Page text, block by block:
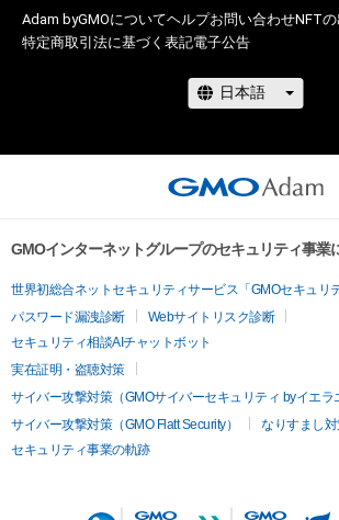
www.instagram.com/metakabuki.studio/
【一次購入者全員対象特典】
NFTの初出品を記念して、META歌舞伎NFT
ゼント致します。
アンケート受付期間：2022年4月16日（土）〜
特典仕様：サイズ　約100×148mm／フルカラ
※ 2022年5月31日（火）23:59  の受付期間を過
ンケートご回答は対象外となりますので予め
＝＝非売品ポストカード　注意事項＝＝
・非売品ポストカードは一次購入者限定とな
者以降は作品のみのご購入となりますので、
会社より一次購入者様のご登録メールアドレ
Adam byGMOについてヘルプお問い合わせNFTの
特定商取引法に基づく表記電子公告
GMOインターネットグループのセキュリティ事業
世界初総合ネットセキュリティサービス「GMOセキュリ
パスワード漏洩診断
Webサイトリスク診断
セキュリティ相談AIチャットボット
実在証明・盗聴対策
サイバー攻撃対策（GMOサイバーセキュリティ byイエラ
サイバー攻撃対策（GMO Flatt Security）
なりすまし
セキュリティ事業の軌跡